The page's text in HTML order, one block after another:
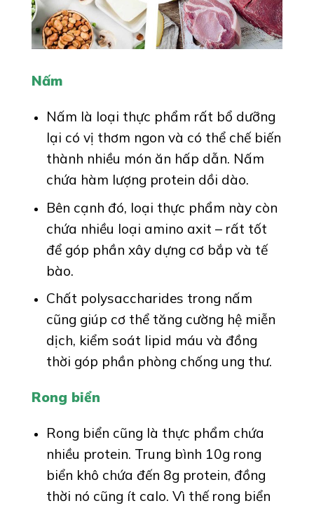
Nấm
Nấm là loại thực phẩm rất bổ dưỡng
lại có vị thơm ngon và có thể chế biến
thành nhiều món ăn hấp dẫn. Nấm
chứa hàm lượng protein dồi dào.
Bên cạnh đó, loại thực phẩm này còn
chứa nhiều loại amino axit – rất tốt
để góp phần xây dựng cơ bắp và tế
bào.
Chất polysaccharides trong nấm
cũng giúp cơ thể tăng cường hệ miễn
dịch, kiểm soát lipid máu và đồng
thời góp phần phòng chống ung thư.
Rong biển
Rong biển cũng là thực phẩm chứa
nhiều protein. Trung bình 10g rong
biển khô chứa đến 8g protein, đồng
thời nó cũng ít calo. Vì thế rong biển